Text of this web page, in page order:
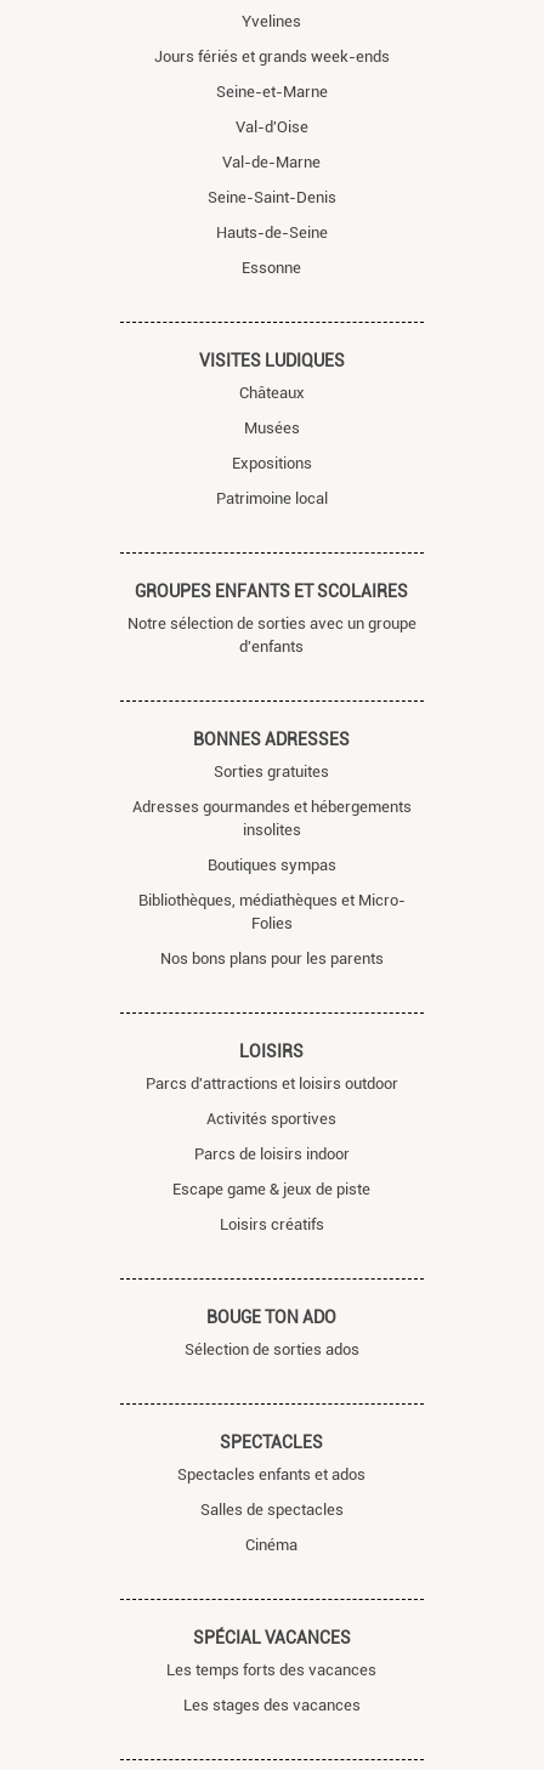
Yvelines
Jours fériés et grands week-ends
Seine-et-Marne
Val-d'Oise
Val-de-Marne
Seine-Saint-Denis
Hauts-de-Seine
Essonne
VISITES LUDIQUES
Châteaux
Musées
Expositions
Patrimoine local
GROUPES ENFANTS ET SCOLAIRES
Notre sélection de sorties avec un groupe
d'enfants
BONNES ADRESSES
Sorties gratuites
Adresses gourmandes et hébergements
insolites
Boutiques sympas
Bibliothèques, médiathèques et Micro-
Folies
Nos bons plans pour les parents
LOISIRS
Parcs d'attractions et loisirs outdoor
Activités sportives
Parcs de loisirs indoor
Escape game & jeux de piste
Loisirs créatifs
BOUGE TON ADO
Sélection de sorties ados
SPECTACLES
Spectacles enfants et ados
Salles de spectacles
Cinéma
SPÉCIAL VACANCES
Les temps forts des vacances
Les stages des vacances